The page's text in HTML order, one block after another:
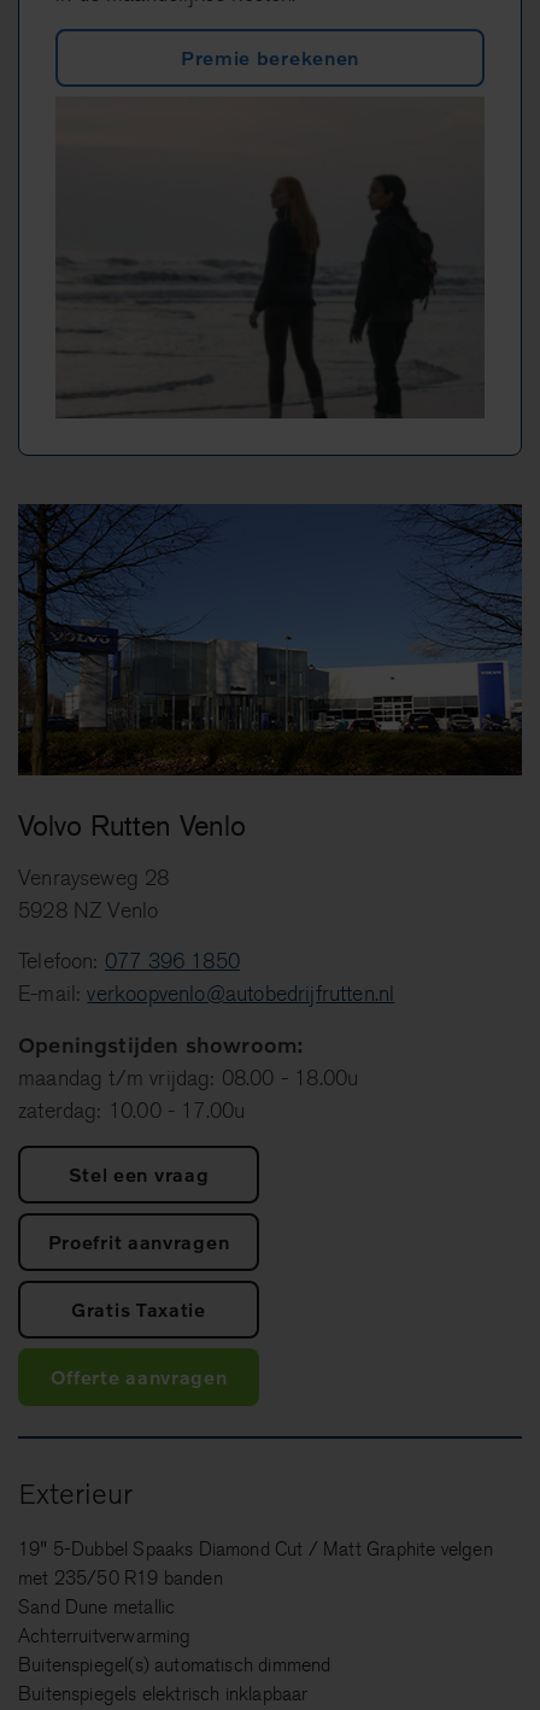
Premie berekenen
Volvo Rutten Venlo
Venrayseweg 28
5928 NZ Venlo
Telefoon: 077 396 1850
E-mail:verkoopvenlo@autobedrijfrutten.nl
Openingstijden showroom:
maandag t/m vrijdag: 08.00 - 18.00u
zaterdag: 10.00 - 17.00u
Stel een vraag
Proefrit aanvragen
Gratis Taxatie
Offerte aanvragen
Exterieur
19" 5-Dubbel Spaaks Diamond Cut / Matt Graphite velgen
met 235/50 R19 banden
Sand Dune metallic
Achterruitverwarming
Buitenspiegel(s) automatisch dimmend
Buitenspiegels elektrisch inklapbaar